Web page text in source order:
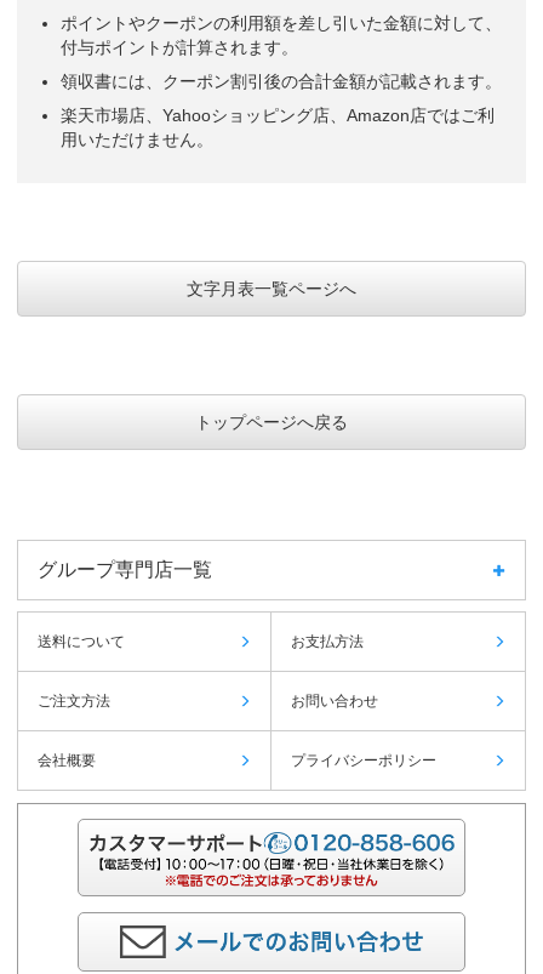
ポイントやクーポンの利用額を差し引いた金額に対して、
付与ポイントが計算されます。
領収書には、クーポン割引後の合計金額が記載されます。
楽天市場店、Yahooショッピング店、Amazon店ではご利
用いただけません。
文字月表一覧ページへ
トップページへ戻る
グループ専門店一覧
送料について お支払方法
ご注文方法 お問い合わせ
会社概要 プライバシーポリシー